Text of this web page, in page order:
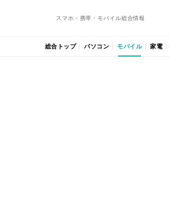
スマホ・携帯・モバイル総合情報
総合トップ パソコン モバイル 家電